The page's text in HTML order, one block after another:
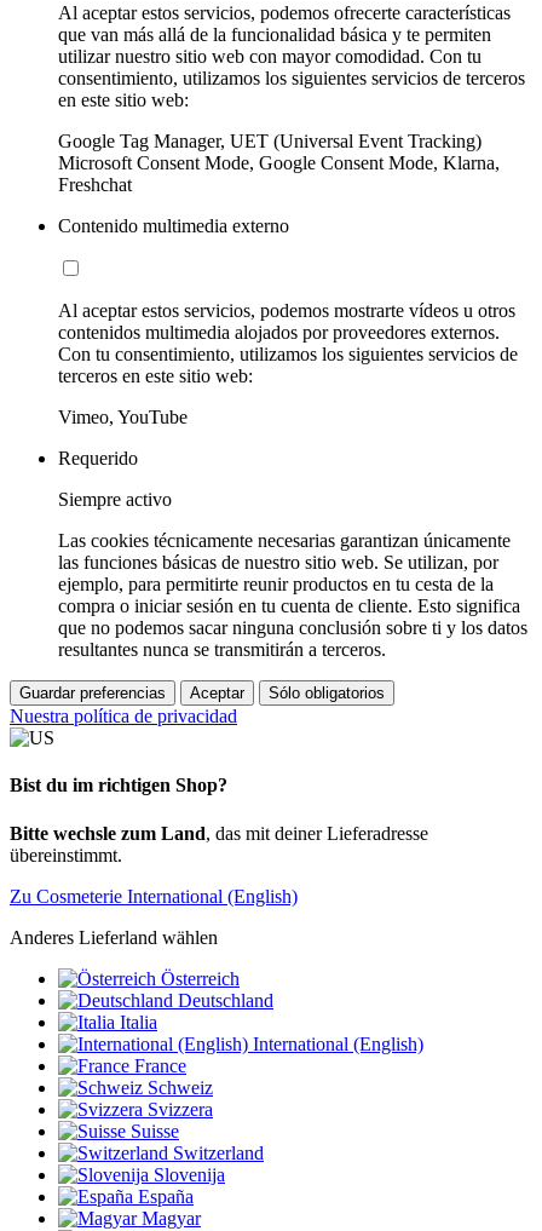
Al aceptar estos servicios, podemos ofrecerte características
que van más allá de la funcionalidad básica y te permiten
utilizar nuestro sitio web con mayor comodidad. Con tu
consentimiento, utilizamos los siguientes servicios de terceros
en este sitio web:
Google Tag Manager, UET (Universal Event Tracking)
Microsoft Consent Mode, Google Consent Mode, Klarna,
Freshchat
Contenido multimedia externo
Al aceptar estos servicios, podemos mostrarte vídeos u otros
contenidos multimedia alojados por proveedores externos.
Con tu consentimiento, utilizamos los siguientes servicios de
terceros en este sitio web:
Vimeo, YouTube
Requerido
Siempre activo
Las cookies técnicamente necesarias garantizan únicamente
las funciones básicas de nuestro sitio web. Se utilizan, por
ejemplo, para permitirte reunir productos en tu cesta de la
compra o iniciar sesión en tu cuenta de cliente. Esto significa
que no podemos sacar ninguna conclusión sobre ti y los datos
resultantes nunca se transmitirán a terceros.
Guardar preferencias Aceptar Sólo obligatorios
Nuestra política de privacidad
Bist du im richtigen Shop?
Bitte wechsle zum Land, das mit deiner Lieferadresse
übereinstimmt.
Zu Cosmeterie International (English)
Anderes Lieferland wählen
Österreich
Deutschland
Italia
International (English)
France
Schweiz
Svizzera
Suisse
Switzerland
Slovenija
España
Magyar